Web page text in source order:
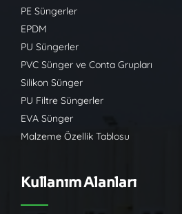
PE Süngerler
EPDM
PU Süngerler
PVC Sünger ve Conta Grupları
Silikon Sünger
PU Filtre Süngerler
EVA Sünger
Malzeme Özellik Tablosu
Kullanım Alanları